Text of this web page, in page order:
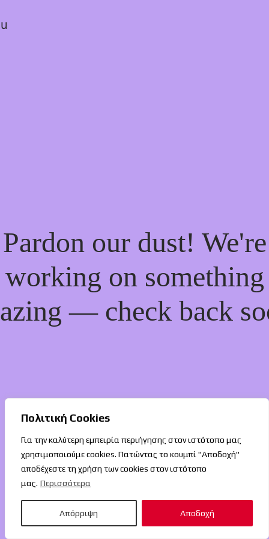
Πολιτική Cookies
Για την καλύτερη εμπειρία περιήγησης στον ιστότοπο μας
χρησιμοποιούμε cookies. Πατώντας το κουμπί "Αποδοχή"
αποδέχεστε τη χρήση των cookies στον ιστότοπο
μας. Περισσότερα
Απόρριψη Αποδοχή
Pardon our dust! We're
working on something
— check back